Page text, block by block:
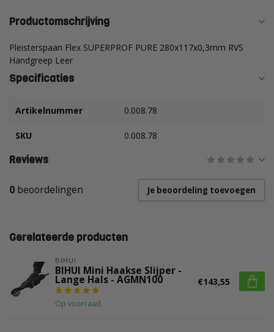
Productomschrijving
Pleisterspaan Flex SUPERPROF PURE 280x117x0,3mm RVS
Handgreep Leer
Specificaties
Artikelnummer 0.008.78
SKU 0.008.78
Reviews
0 beoordelingen Je beoordeling toevoegen
Gerelateerde producten
BIHUI
BIHUI Mini Haakse Slijper -
Lange Hals - AGMN100
Op voorraad
€143,55